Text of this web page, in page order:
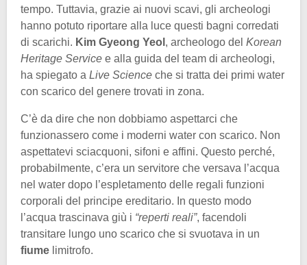
tempo. Tuttavia, grazie ai nuovi scavi, gli archeologi
hanno potuto riportare alla luce questi bagni corredati
di scarichi. Kim Gyeong Yeol , archeologo del Korean
Heritage Service e alla guida del team di archeologi,
ha spiegato a Live Science che si tratta dei primi water
con scarico del genere trovati in zona.
C’è da dire che non dobbiamo aspettarci che
funzionassero come i moderni water con scarico. Non
aspettatevi sciacquoni, sifoni e affini. Questo perché,
probabilmente, c’era un servitore che versava l’acqua
nel water dopo l’espletamento delle regali funzioni
corporali del principe ereditario. In questo modo
l’acqua trascinava giù i “reperti reali”, facendoli
transitare lungo uno scarico che si svuotava in un
fiume limitrofo.